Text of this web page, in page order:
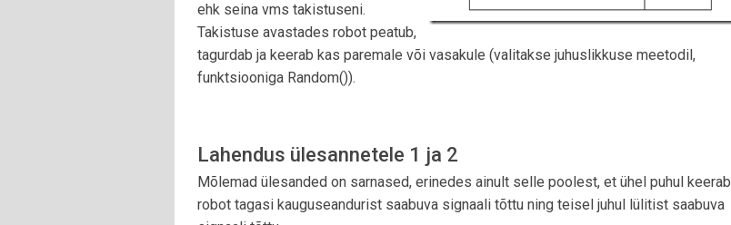
ehk seina vms takistuseni.
Takistuse avastades robot peatub,
tagurdab ja keerab kas paremale või vasakule (valitakse juhuslikkuse meetodil,
funktsiooniga Random()).
Lahendus ülesannetele 1 ja 2
Mõlemad ülesanded on sarnased, erinedes ainult selle poolest, et ühel puhul keerab
robot tagasi kauguseandurist saabuva signaali tõttu ning teisel juhul lülitist saabuva